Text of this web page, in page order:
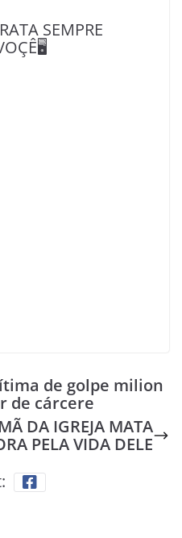
SEMPRE
de golpe milion
de cárcere
DA IGREJA MATA
PELA VIDA DELE